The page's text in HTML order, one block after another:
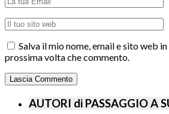
Salva il mio nome, email e sito web
prossima volta che commento.
AUTORI di PASSAGGIO A